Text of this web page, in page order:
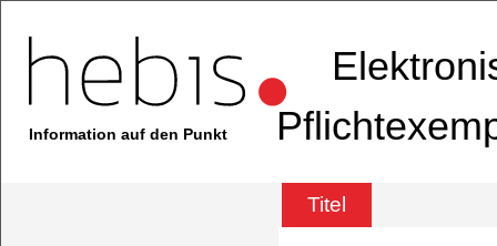
Information auf den Punkt
Titel